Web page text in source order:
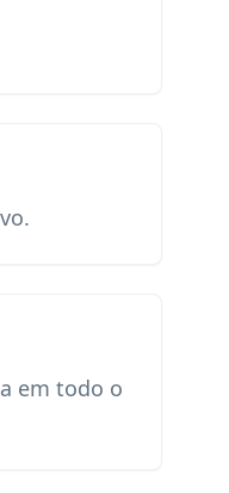
em todo o